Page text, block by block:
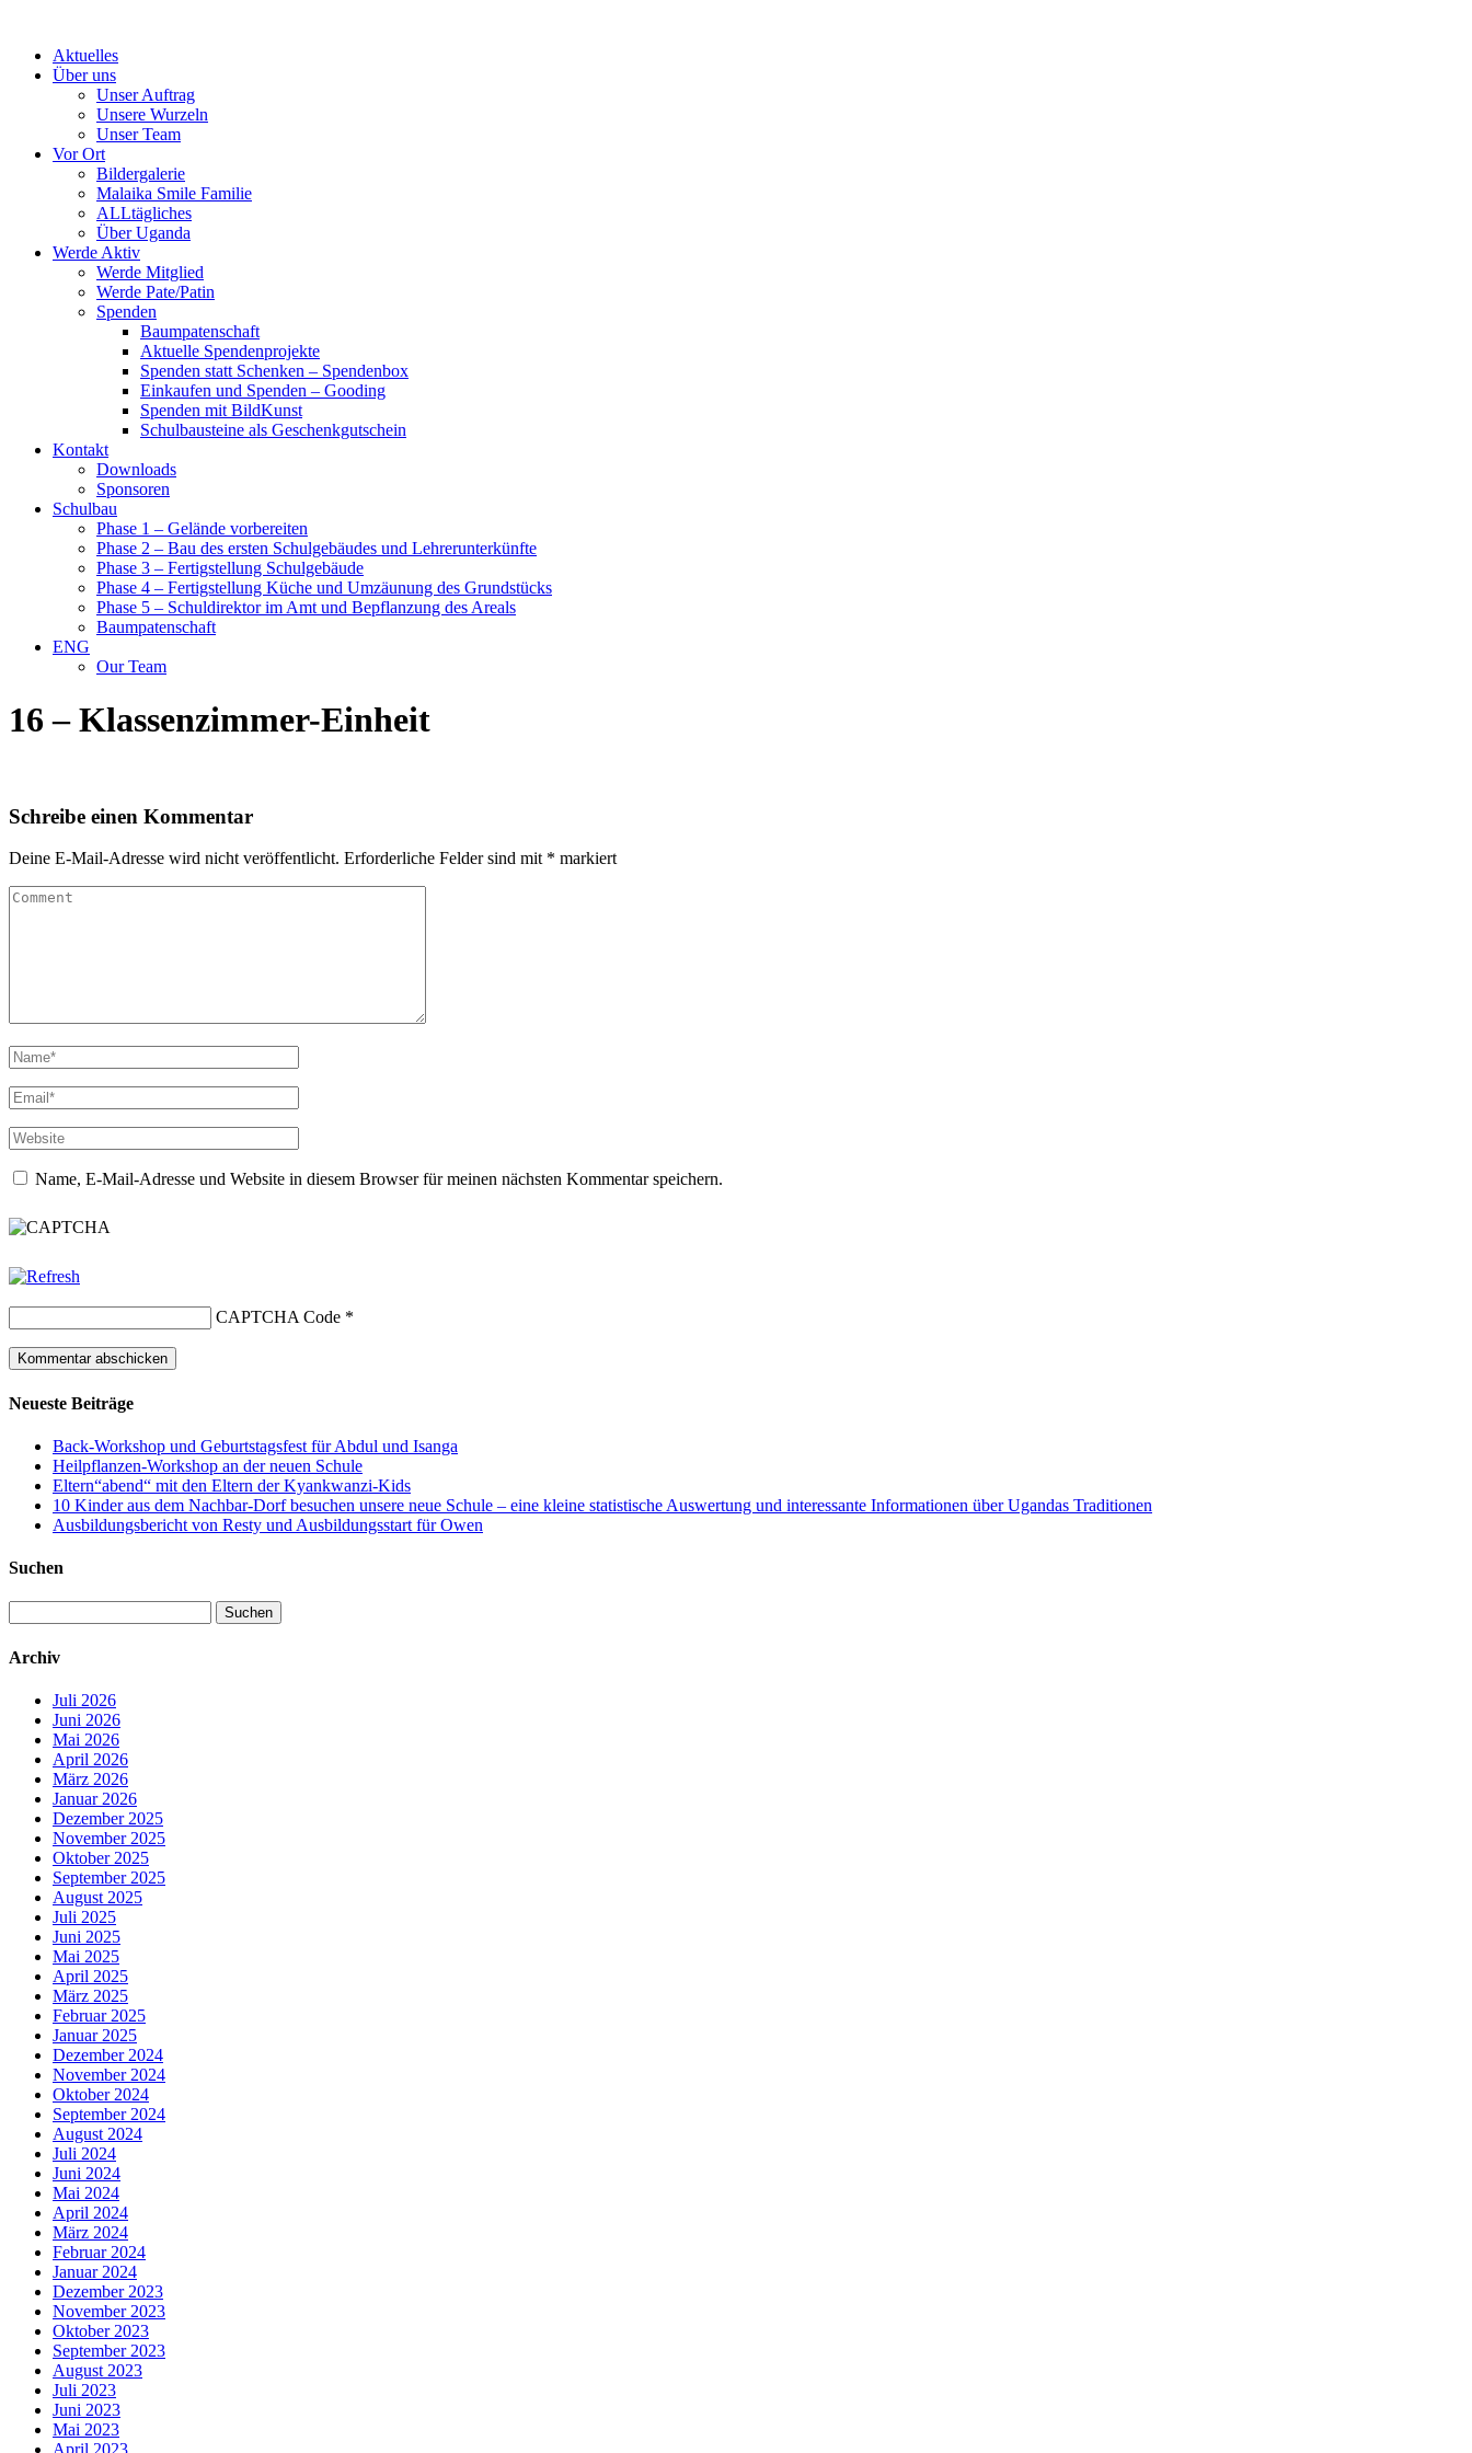
contentAktuelles
Über uns
Unser Auftrag
Unsere Wurzeln
Unser Team
Vor Ort
Bildergalerie
Malaika Smile Familie
ALLtägliches
Über Uganda
Werde Aktiv
Werde Mitglied
Werde Pate/Patin
Spenden
Baumpatenschaft
Aktuelle Spendenprojekte
Spenden statt Schenken – Spendenbox
Einkaufen und Spenden – Gooding
Spenden mit BildKunst
Schulbausteine als Geschenkgutschein
Kontakt
Downloads
Sponsoren
Schulbau
Phase 1 – Gelände vorbereiten
Phase 2 – Bau des ersten Schulgebäudes und Lehrerunterkünfte
Phase 3 – Fertigstellung Schulgebäude
Phase 4 – Fertigstellung Küche und Umzäunung des Grundstücks
Phase 5 – Schuldirektor im Amt und Bepflanzung des Areals
Baumpatenschaft
ENG
Our Team
16 – Klassenzimmer-Einheit
Schreibe einen Kommentar
Deine E-Mail-Adresse wird nicht veröffentlicht. Erforderliche Felder sind mit * markiert
Name, E-Mail-Adresse und Website in diesem Browser für meinen nächsten Kommentar speichern.
CAPTCHA Code *
Neueste Beiträge
Back-Workshop und Geburtstagsfest für Abdul und Isanga
Heilpflanzen-Workshop an der neuen Schule
Eltern“abend“ mit den Eltern der Kyankwanzi-Kids
10 Kinder aus dem Nachbar-Dorf besuchen unsere neue Schule – eine kleine statistische Auswertung und interessante Informationen über Ugandas Traditionen
Ausbildungsbericht von Resty und Ausbildungsstart für Owen
Suchen
nach:
Archiv
Juli 2026
Juni 2026
Mai 2026
April 2026
März 2026
Januar 2026
Dezember 2025
November 2025
Oktober 2025
September 2025
August 2025
Juli 2025
Juni 2025
Mai 2025
April 2025
März 2025
Februar 2025
Januar 2025
Dezember 2024
November 2024
Oktober 2024
September 2024
August 2024
Juli 2024
Juni 2024
Mai 2024
April 2024
März 2024
Februar 2024
Januar 2024
Dezember 2023
November 2023
Oktober 2023
September 2023
August 2023
Juli 2023
Juni 2023
Mai 2023
April 2023